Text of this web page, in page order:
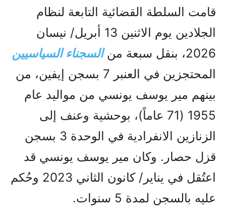
قامت السلطة القضائية التابعة لنظام
الجلادين يوم الاثنين 13 أبريل/ نيسان
2026، بنقل سبعة من
السجناء السياسيين
المحتجزين في العنبر 7 بسجن إيفين، من
بينهم مير يوسف يونسي من مواليد عام
1955 (71 عاماً)، بوحشية وعنف إلى
الزنازين الانفرادية في الوحدة 3 بسجن
قزل حصار. وكان مير يوسف يونسي قد
اعتُقل في يناير/ كانون الثاني 2023 وحُكم
عليه بالسجن لمدة 5 سنوات.